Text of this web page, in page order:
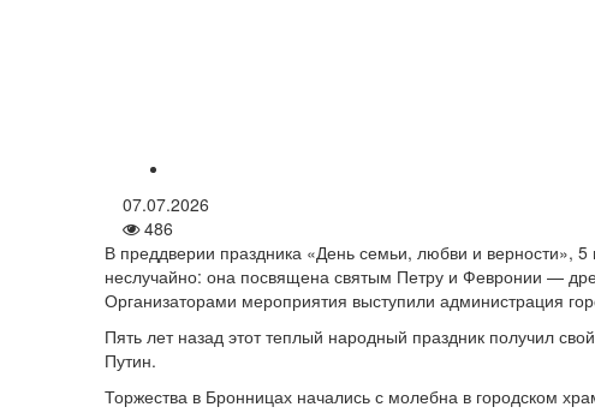
07.07.2026
486
В преддверии праздника «День семьи, любви и верности»,
неслучайно: она посвящена святым Петру и Февронии —
Организаторами мероприятия выступили администрация
Пять лет назад этот теплый народный праздник получил
Путин.
Торжества в Бронницах начались с молебна в городском